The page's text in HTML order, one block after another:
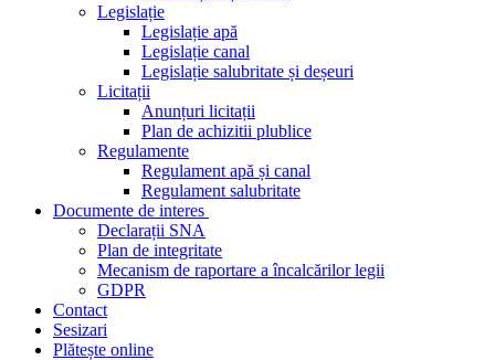
Legislație
Legislație apă
Legislație canal
Legislație salubritate și deșeuri
Licitații
Anunțuri licitații
Plan de achizitii plublice
Regulamente
Regulament apă și canal
Regulament salubritate
Documente de interes
Declarații SNA
Plan de integritate
Mecanism de raportare a încalcărilor legii
GDPR
Contact
Sesizari
Plătește online